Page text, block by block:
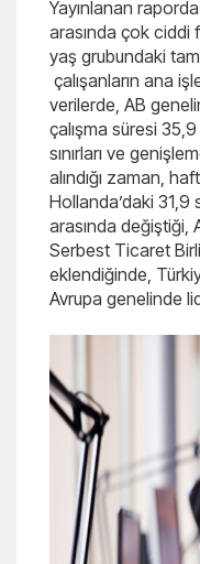
Yayınlanan
arasında çok ciddi
yaş grubundaki tam
çalışanların ana
verilerde, AB
çalışma süresi
sınırları ve
alındığı zaman,
Hollanda’daki 31,9
arasında değiştiği,
Serbest Ticaret
eklendiğinde,
Avrupa genelinde